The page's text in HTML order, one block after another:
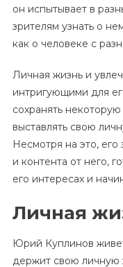
он испытывает в
зрителям узнать о
как о человеке с
Личная жизнь и
интригующими для
сохранять
выставлять свою
Несмотря на это,
и контента от него,
его интересах и
Личная
Юрий Куплинов
держит свою личную